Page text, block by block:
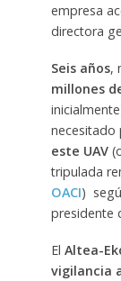
empresa
directora
Seis años,
millones
necesitado
este UAV
tripulada
OACI)
presidente
El Altea-
vigilancia